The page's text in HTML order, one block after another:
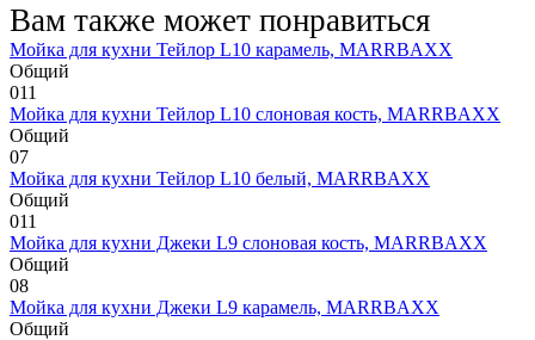
Вам также может понравиться
Мойка для кухни Тейлор L10 карамель, MARRBAXX
Общий
011
Мойка для кухни Тейлор L10 слоновая кость, MARRBAXX
Общий
07
Мойка для кухни Тейлор L10 белый, MARRBAXX
Общий
011
Мойка для кухни Джеки L9 слоновая кость, MARRBAXX
Общий
08
Мойка для кухни Джеки L9 карамель, MARRBAXX
Общий